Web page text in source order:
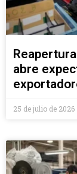
abre
25 de julio de 2026